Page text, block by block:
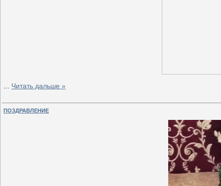
Читать дальше »
ПОЗДРАВЛЕНИЕ